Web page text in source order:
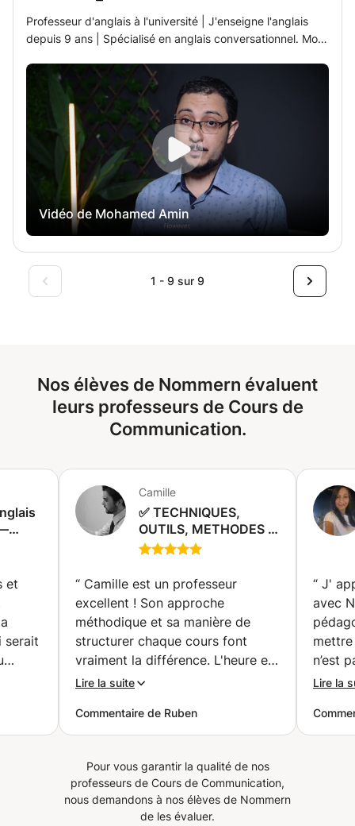
Professeur d'anglais à l'université | J'enseigne l'anglais
depuis 9 ans | Spécialisé en anglais conversationnel. Mon
compétences en communication. Nous visionnons ou
lisons divers supports, tels que des vidéos, des articles,
des récits, des poèmes et des caricatures, que nous
analysons ensuite ; nous mettons en scène des situations
de la vie quotidienne ; nous prenons position et pratiquons
le débat. Cependant, il ne s'agit pas uniquement de
s'exercer à parler. Je veille également à ce que
l'apprenant progresse. Mon rôle est de m'assurer qu'il ne
répète pas les mêmes erreurs ni n'utilise sans cesse les
mêmes expressions à l'oral. Afin de continuer à
implique : • Améliorer leur grammaire. • Corriger leur
prononciation. • Enrichir leur vocabulaire en apprenant à
utiliser de nouveaux mots et des expressions idiomatiques
l'écriture créative.
Vidéo de Mohamed Amin
1 - 9 sur 9
Nos élèves de Nommern évaluent
leurs professeurs de Cours de
Communication.
et
serait
Camille
✅ TECHNIQUES,
OUTILS, METHODES &
RENFORCEMENT
PRISE DE PAROLE EN
PUBLIC PLUS
EFFICACE &
MAITRISEE 🚀
(Genève)
“ Camille est un professeur
excellent ! Son approche
méthodique et sa manière de
structurer chaque cours font
vraiment la différence. L'heure est
utilisée de manière optimale,
soigneusement planifié pour
favoriser l'apprentissage. Grâce à
une belle progression en
seulement quelques cours. Son
attitude bienveillante et son
Lire la suite
Commentaire de Ruben
“ J'
avec
mettre
n’est
Lire la
Pour vous garantir la qualité de nos
professeurs de Cours de Communication,
nous demandons à nos élèves de Nommern
de les évaluer.